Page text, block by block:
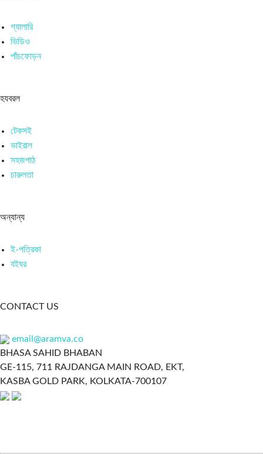
গ্যালারি
ভিডিও
পাঁচফোড়ন
হযবরল
টেকসই
ভাইরাল
সহজপাঠ
চারুলতা
অন্যান্য
ই-পত্রিকা
বইঘর
CONTACT US
email@aramva.co
BHASA SAHID BHABAN
GE-115, 711 RAJDANGA MAIN ROAD, EKT,
KASBA GOLD PARK, KOLKATA-700107